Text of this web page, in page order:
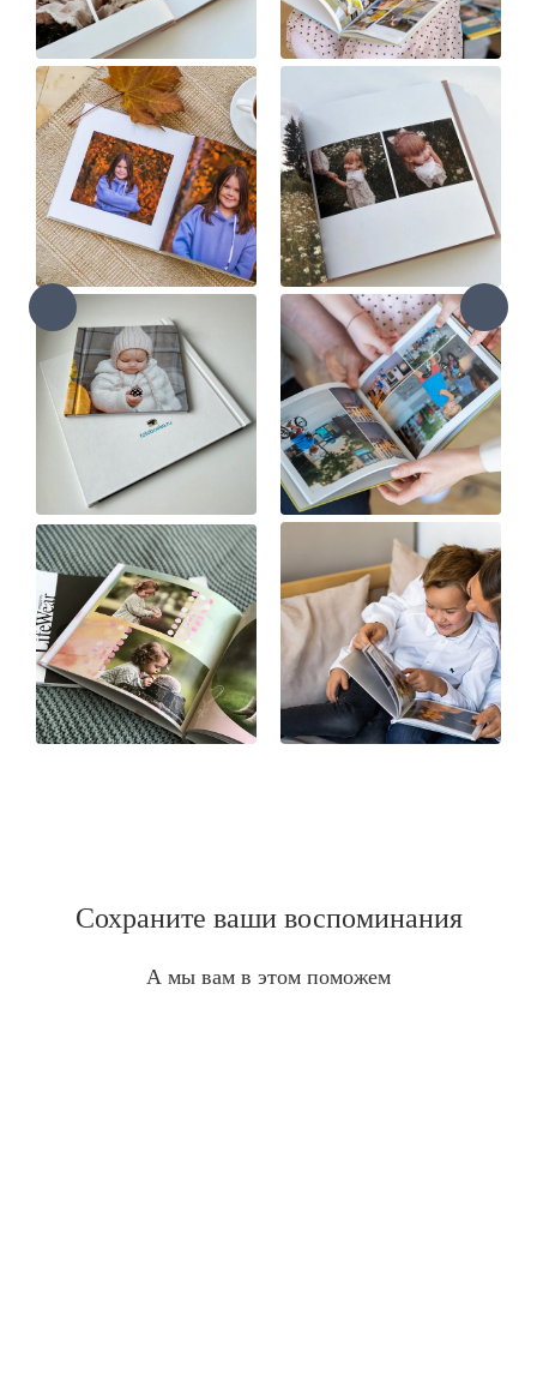
Сохраните ваши воспоминания
А мы вам в этом поможем